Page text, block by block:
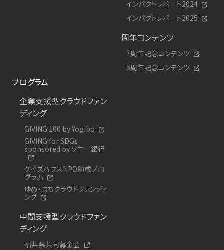
インパクトレポート2024
インパクトレポート2025
周年コンテンツ
7周年記念コンテンツ
5周年記念コンテンツ
プログラム
企業支援型クラウドファン
ディング
GIVING 100 by Yogibo
GIVING for SDGs
sponsored by ソニー銀行
ケイズハウスNPO助成プロ
グラム
ゆめ・まちクラウドファンディ
ング
中間支援型クラウドファン
ディング
福井県共同募金会